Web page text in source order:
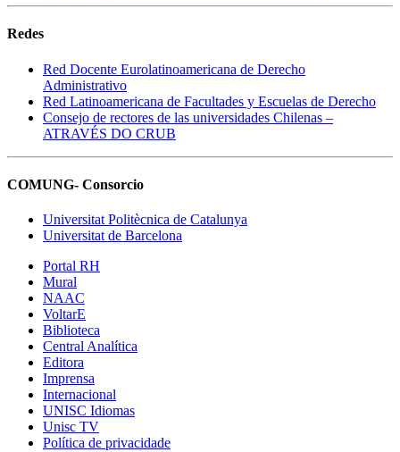
Redes
Red Docente Eurolatinoamericana de Derecho
Administrativo
Red Latinoamericana de Facultades y Escuelas de Derecho
Consejo de rectores de las universidades Chilenas –
ATRAVÉS DO CRUB
COMUNG- Consorcio
Universitat Politècnica de Catalunya
Universitat de Barcelona
Portal RH
Mural
NAAC
VoltarE
Biblioteca
Central Analítica
Editora
Imprensa
Internacional
UNISC Idiomas
Unisc TV
Política de privacidade